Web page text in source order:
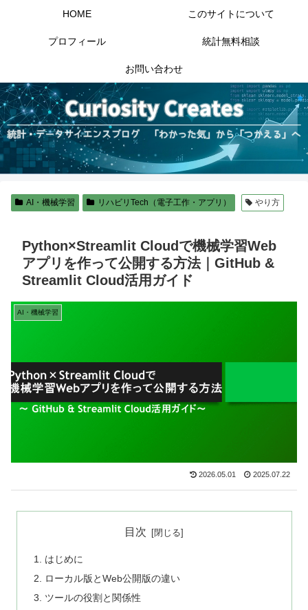
HOME このサイトについて
プロフィール 統計無料相談
お問い合わせ
AI・機械学習 リハビリTech（電子工作・アプリ） やり方
Python×Streamlit Cloudで機械学習Web
アプリを作って公開する方法｜GitHub &
Streamlit Cloud活用ガイド
AI・機械学習
2026.05.01 2025.07.22
目次
はじめに
ローカル版とWeb公開版の違い
ツールの役割と関係性